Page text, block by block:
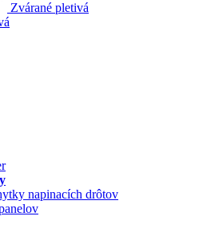
Zvárané pletivá
napinacích drôtov